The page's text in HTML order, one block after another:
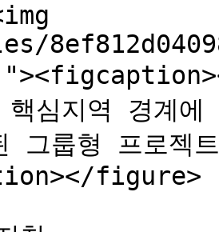
핵심지역 경계
그룹형 프로젝
figure>